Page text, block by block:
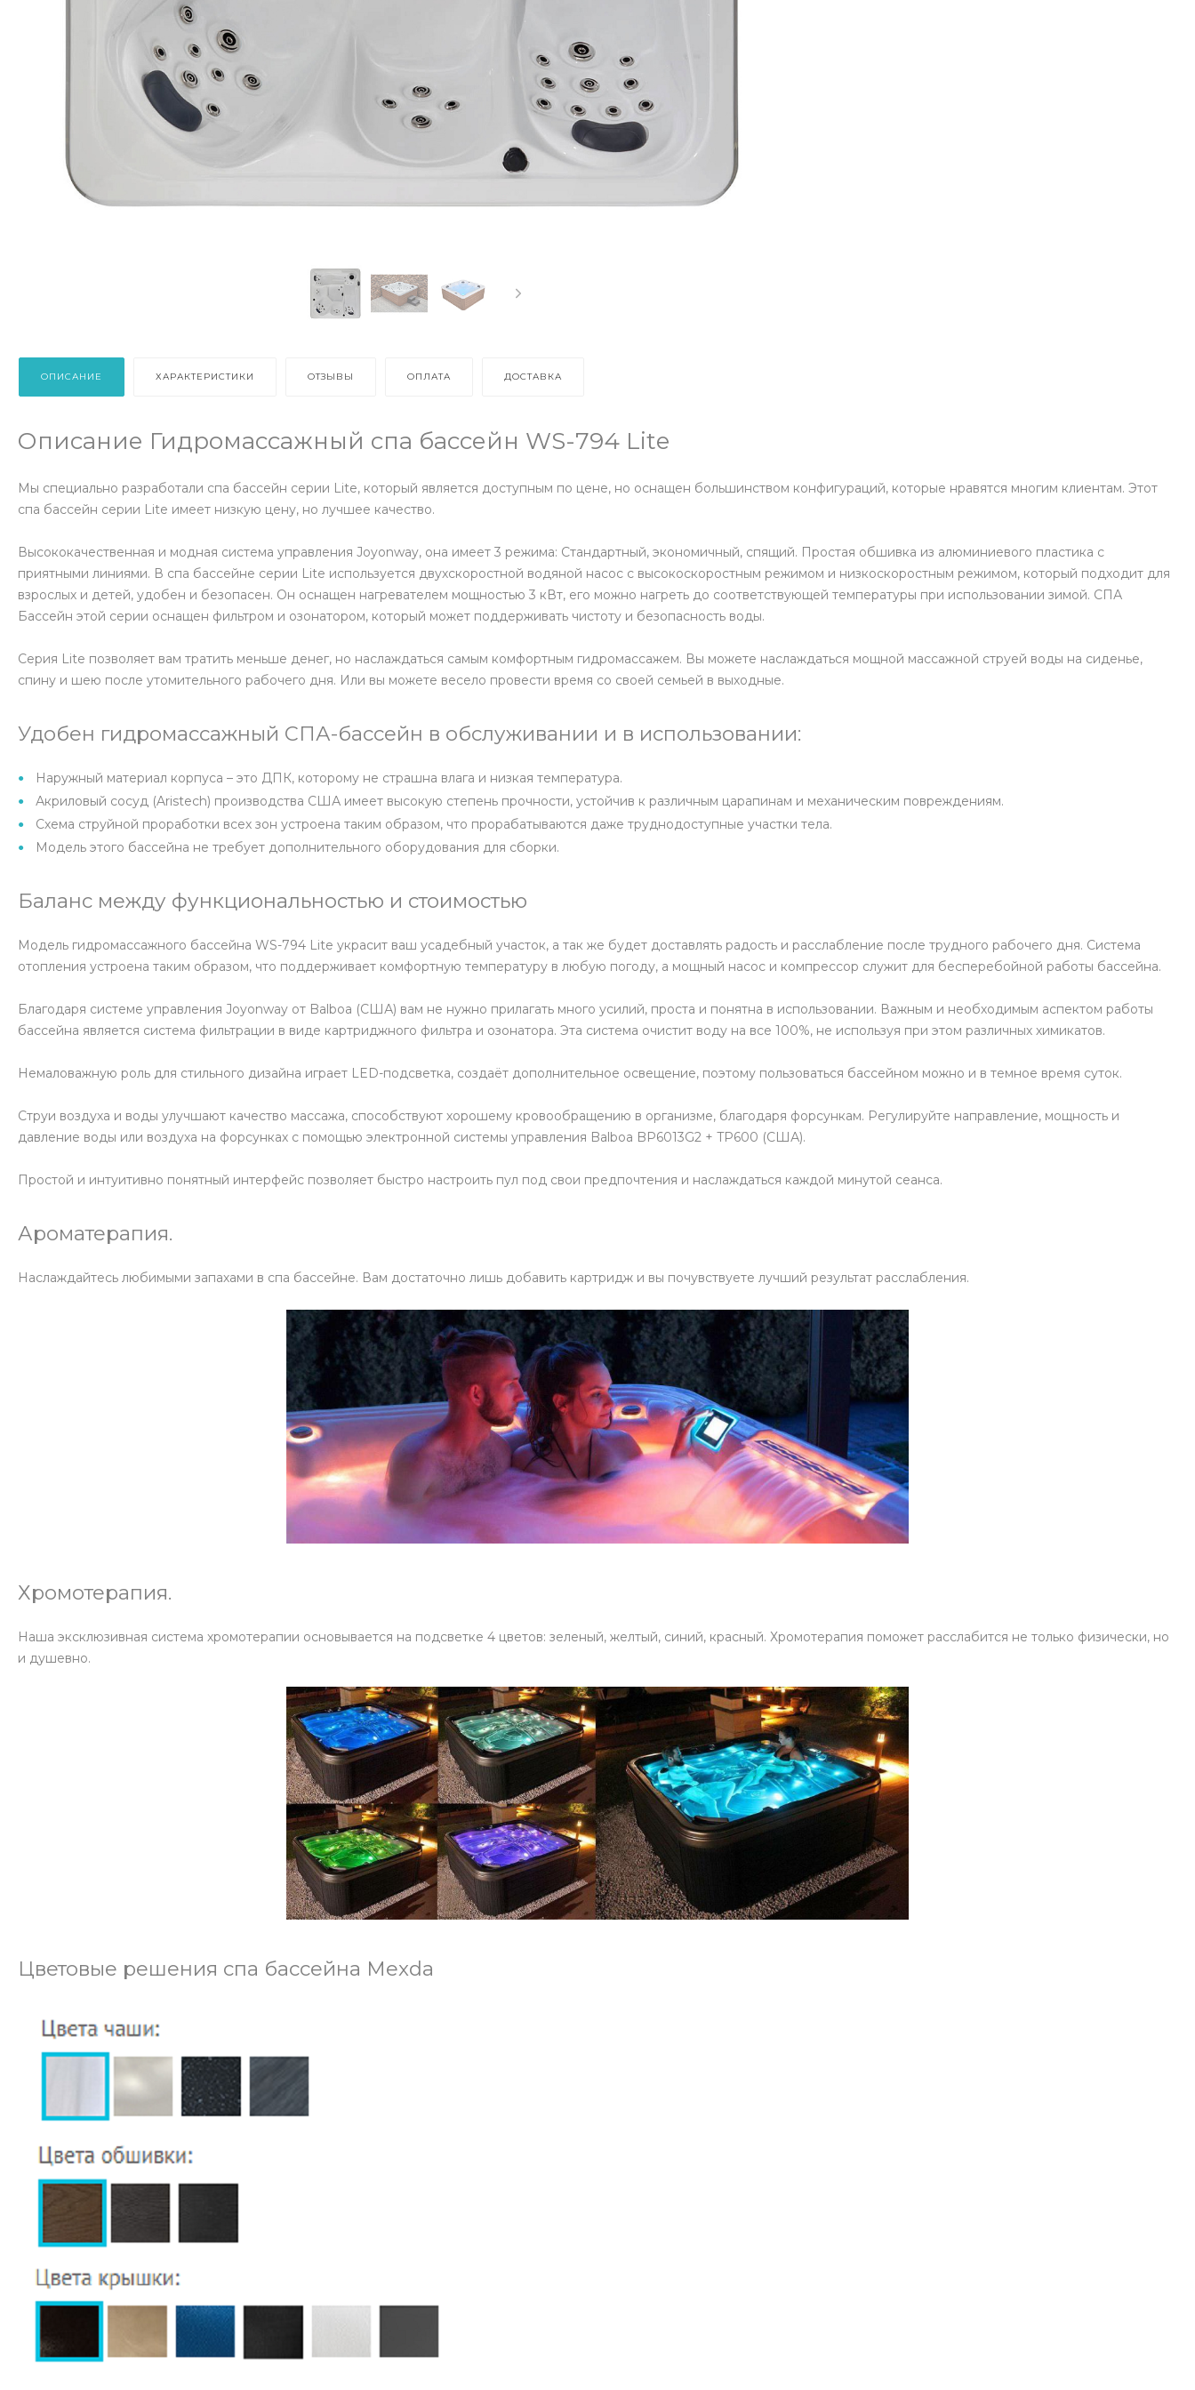
ОПИСАНИЕ ХАРАКТЕРИСТИКИ ОТЗЫВЫ ОПЛАТА ДОСТАВКА
Описание Гидромассажный спа бассейн WS-794 Lite
Мы специально разработали спа бассейн серии Lite, который является доступным по цене, но оснащен большинством конфигураций, которые нравятся многим клиентам. Этот
спа бассейн серии Lite имеет низкую цену, но лучшее качество.
Высококачественная и модная система управления Joyonway, она имеет 3 режима: Стандартный, экономичный, спящий. Простая обшивка из алюминиевого пластика с
приятными линиями. В спа бассейне серии Lite используется двухскоростной водяной насос с высокоскоростным режимом и низкоскоростным режимом, который подходит для
взрослых и детей, удобен и безопасен. Он оснащен нагревателем мощностью 3 кВт, его можно нагреть до соответствующей температуры при использовании зимой. СПА
Бассейн этой серии оснащен фильтром и озонатором, который может поддерживать чистоту и безопасность воды.
Серия Lite позволяет вам тратить меньше денег, но наслаждаться самым комфортным гидромассажем. Вы можете наслаждаться мощной массажной струей воды на сиденье,
спину и шею после утомительного рабочего дня. Или вы можете весело провести время со своей семьей в выходные.
Удобен гидромассажный СПА-бассейн в обслуживании и в использовании:
Наружный материал корпуса – это ДПК, которому не страшна влага и низкая температура.
Акриловый сосуд (Aristech) производства США имеет высокую степень прочности, устойчив к различным царапинам и механическим повреждениям.
Схема струйной проработки всех зон устроена таким образом, что прорабатываются даже труднодоступные участки тела.
Модель этого бассейна не требует дополнительного оборудования для сборки.
Баланс между функциональностью и стоимостью
Модель гидромассажного бассейна WS-794 Lite украсит ваш усадебный участок, а так же будет доставлять радость и расслабление после трудного рабочего дня. Система
отопления устроена таким образом, что поддерживает комфортную температуру в любую погоду, а мощный насос и компрессор служит для бесперебойной работы бассейна.
Благодаря системе управления Joyonway от Balboa (США) вам не нужно прилагать много усилий, проста и понятна в использовании. Важным и необходимым аспектом работы
бассейна является система фильтрации в виде картриджного фильтра и озонатора. Эта система очистит воду на все 100%, не используя при этом различных химикатов.
Немаловажную роль для стильного дизайна играет LED-подсветка, создаёт дополнительное освещение, поэтому пользоваться бассейном можно и в темное время суток.
Струи воздуха и воды улучшают качество массажа, способствуют хорошему кровообращению в организме, благодаря форсункам. Регулируйте направление, мощность и
давление воды или воздуха на форсунках с помощью электронной системы управления Balboa BP6013G2 + TP600 (США).
Простой и интуитивно понятный интерфейс позволяет быстро настроить пул под свои предпочтения и наслаждаться каждой минутой сеанса.
Ароматерапия.
Наслаждайтесь любимыми запахами в спа бассейне. Вам достаточно лишь добавить картридж и вы почувствуете лучший результат расслабления.
Хромотерапия.
Наша эксклюзивная система хромотерапии основывается на подсветке 4 цветов: зеленый, желтый, синий, красный. Хромотерапия поможет расслабится не только физически, но
и душевно.
Цветовые решения спа бассейна Mexda